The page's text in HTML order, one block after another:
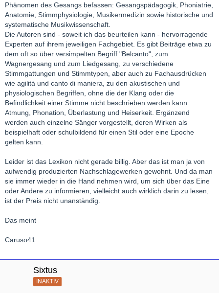
Phänomen des Gesangs befassen: Gesangspädagogik, Phoniatrie,
Anatomie, Stimmphysiologie, Musikermedizin sowie historische und
systematische Musikwissenschaft.
Die Autoren sind - soweit ich das beurteilen kann - hervorragende
Experten auf ihrem jeweiligen Fachgebiet. Es gibt Beiträge etwa zu
dem oft so über versimpelten Begriff "Belcanto", zum
Wagnergesang und zum Liedgesang, zu verschiedene
Stimmgattungen und Stimmtypen, aber auch zu Fachausdrücken
wie agilitá und canto di maniera, zu den akustischen und
physiologischen Begriffen, ohne die der Klang oder die
Befindlichkeit einer Stimme nicht beschrieben werden kann:
Atmung, Phonation, Überlastung und Heiserkeit. Ergänzend
werden auch einzelne Sänger vorgestellt, deren Wirken als
beispielhaft oder schulbildend für einen Stil oder eine Epoche
gelten kann.
Leider ist das Lexikon nicht gerade billig. Aber das ist man ja von
aufwendig produzierten Nachschlagewerken gewohnt. Und da man
sie immer wieder in die Hand nehmen wird, um sich über das Eine
oder Andere zu informieren, vielleicht auch wirklich darin zu lesen,
ist der Preis nicht unanständig.
Das meint
Caruso41
Sixtus
INAKTIV